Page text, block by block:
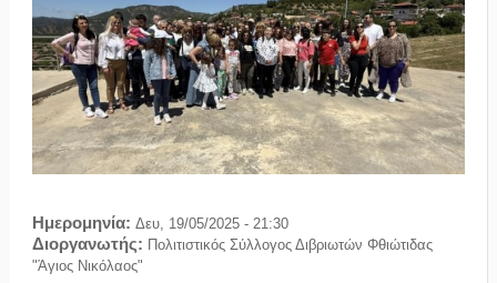
Ημερομηνία: Δευ, 19/05/2025 - 21:30
Διοργανωτής: Πολιτιστικός Σύλλογος Διβριωτών Φθιώτιδας
"Άγιος Νικόλαος"